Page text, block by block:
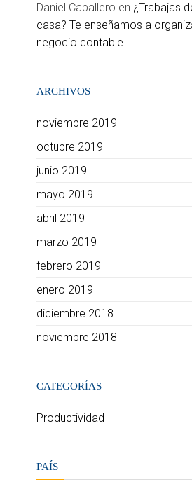
Daniel Caballero en ¿Trabajas
casa? Te enseñamos a
negocio contable
ARCHIVOS
noviembre 2019
octubre 2019
junio 2019
mayo 2019
abril 2019
marzo 2019
febrero 2019
enero 2019
diciembre 2018
noviembre 2018
CATEGORÍAS
Productividad
PAÍS